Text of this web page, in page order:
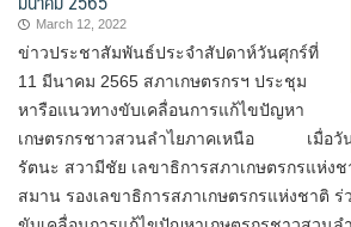
Search
for:March 12, 2022
ข่าวประชาสัมพันธ์ประจำสัปดาห์วันศุกร์ที่
11 มีนาคม 2565 สภาเกษตรกรฯ ประชุม
หารือแนวทางขับเคลื่อนการแก้ไขปัญหา
เกษตรกรชาวสวนลำไยภาคเหนือ เมื่อวั
รัตนะ สวามีชัย เลขาธิการสภาเกษตรกรแห่ง
สมาน รองเลขาธิการสภาเกษตรกรแห่งชาติ